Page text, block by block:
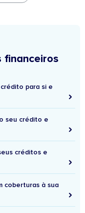
financeiros
para si e
seu crédito e
créditos e
coberturas à sua